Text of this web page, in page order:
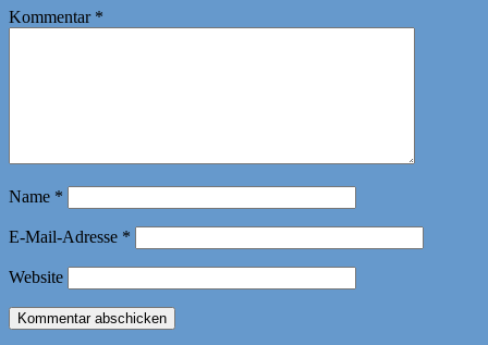
Kommentar *
Name *
E-Mail-Adresse *
Website